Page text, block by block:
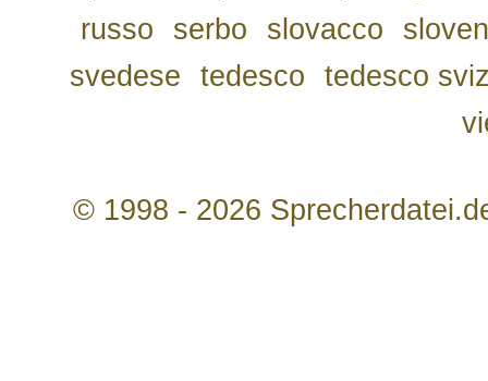
russo
serbo slovacco
svedese
tedesco
tedesco
© 1998 - 2026